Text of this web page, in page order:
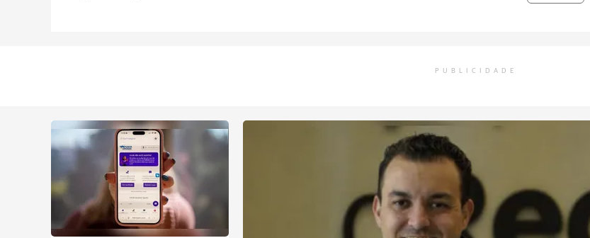
PUBLICIDADE